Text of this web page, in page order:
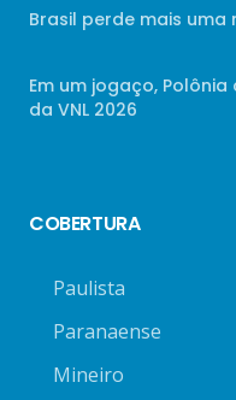
Brasil perde mais uma
Em um jogaço,
da VNL 2026
COBERTURA
Paulista
Paranaense
Mineiro